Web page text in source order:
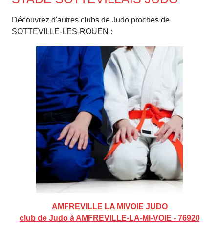
Découvrez d'autres clubs de Judo proches de
SOTTEVILLE-LES-ROUEN :
AMFREVILLE LA MIVOIE JUDO
club de Judo à AMFREVILLE-LA-MI-VOIE - 76920